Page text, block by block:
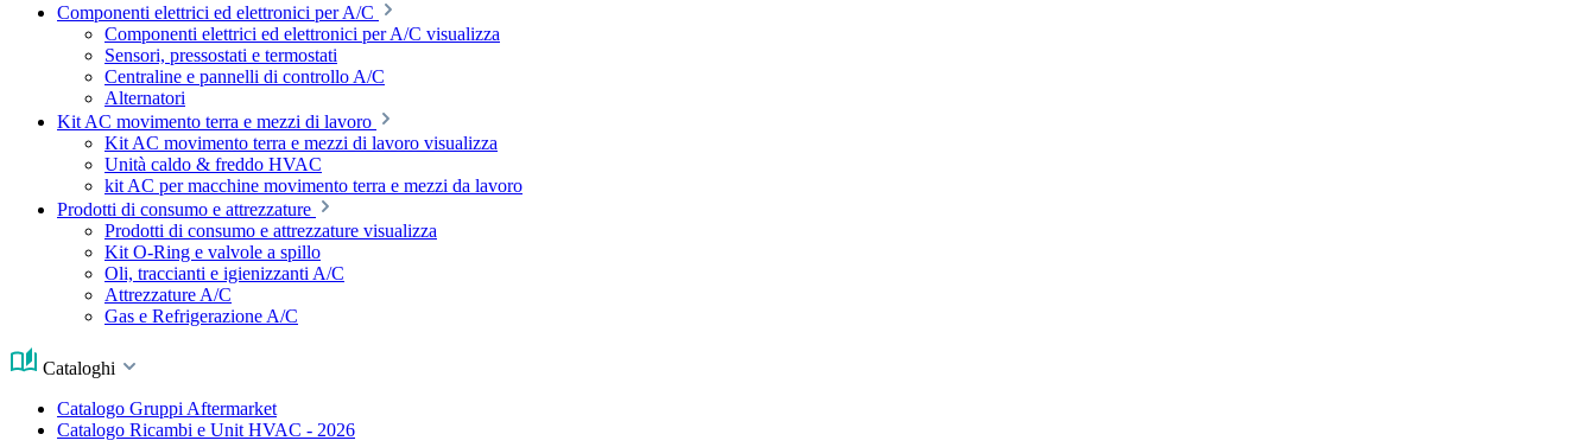
Componenti elettrici ed elettronici per A/C
Componenti elettrici ed elettronici per A/C visualizza
Sensori, pressostati e termostati
Centraline e pannelli di controllo A/C
Alternatori
Kit AC movimento terra e mezzi di lavoro
Kit AC movimento terra e mezzi di lavoro visualizza
Unità caldo & freddo HVAC
kit AC per macchine movimento terra e mezzi da lavoro
Prodotti di consumo e attrezzature
Prodotti di consumo e attrezzature visualizza
Kit O-Ring e valvole a spillo
Oli, traccianti e igienizzanti A/C
Attrezzature A/C
Gas e Refrigerazione A/C
Cataloghi
Catalogo Gruppi Aftermarket
Catalogo Ricambi e Unit HVAC - 2026